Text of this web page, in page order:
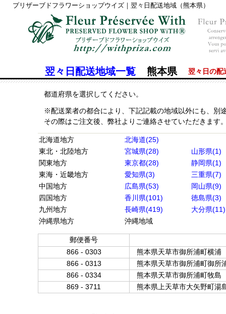
プリザーブドフラワーショップウイズ｜翌々日配送地域（熊本県）
翌々日配送地域一覧 熊本県 翌々日の配
都道府県を選択してください。
※配送業者の都合により、下記記載の地域以外にも、別
その際はご注文後、弊社よりご連絡させていただきます
北海道地方
北海道(25)
東北・北陸地方
宮城県(28)
山形県(1)
関東地方
東京都(28)
静岡県(1)
東海・近畿地方
愛知県(3)
三重県(7)
中国地方
広島県(53)
岡山県(9)
四国地方
香川県(101)
徳島県(3)
九州地方
長崎県(419)
大分県(11)
沖縄県地方
沖縄地域
郵便番号
866 - 0303
熊本県天草市御所浦町横浦
866 - 0313
熊本県天草市御所浦町御所
866 - 0334
熊本県天草市御所浦町牧島
869 - 3711
熊本県上天草市大矢野町湯